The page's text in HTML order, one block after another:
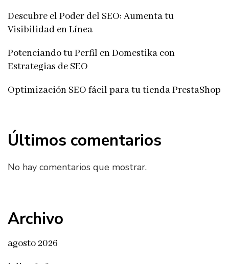
Descubre el Poder del SEO: Aumenta tu
Visibilidad en Línea
Potenciando tu Perfil en Domestika con
Estrategias de SEO
Optimización SEO fácil para tu tienda PrestaShop
Últimos comentarios
No hay comentarios que mostrar.
Archivo
agosto 2026